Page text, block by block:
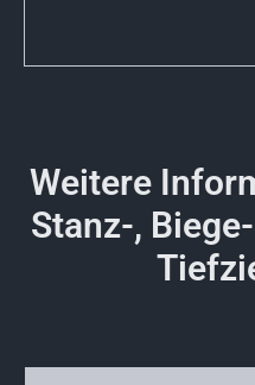
Weitere
Stanz-,